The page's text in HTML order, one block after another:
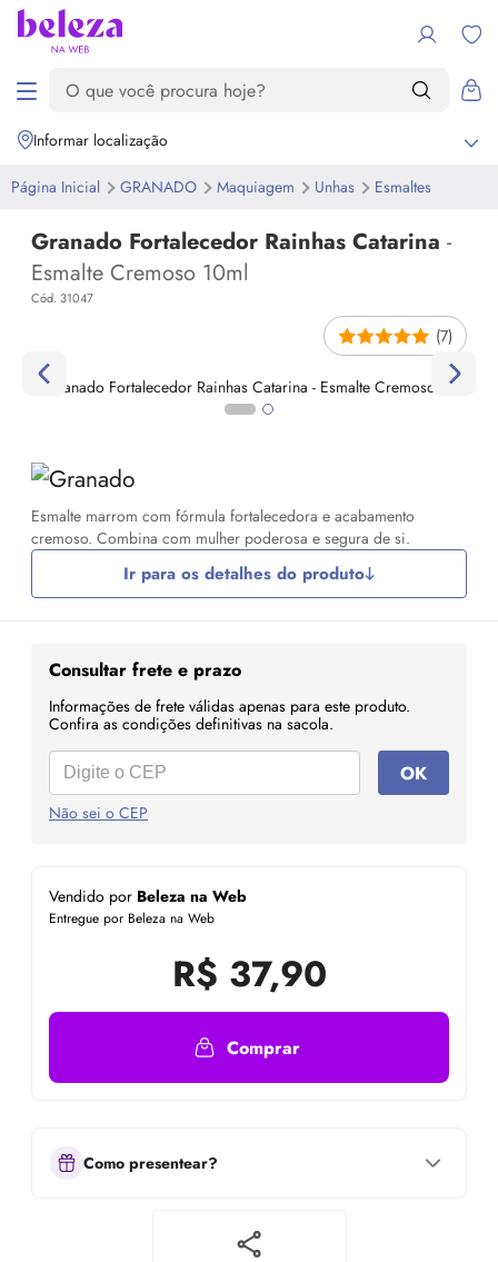
Informar localização
Página Inicial GRANADO Maquiagem Unhas Esmaltes
Granado Fortalecedor Rainhas Catarina -
Esmalte Cremoso 10ml
Cód. 31047
(7)
Esmalte marrom com fórmula fortalecedora e acabamento
cremoso. Combina com mulher poderosa e segura de si.
Ir para os detalhes do produto
Consultar frete e prazo
Informações de frete válidas apenas para este produto.
Confira as condições definitivas na sacola.
OK
Não sei o CEP
Vendido por Beleza na Web
Entregue por Beleza na Web
R$ 37,90
Comprar
Como presentear?